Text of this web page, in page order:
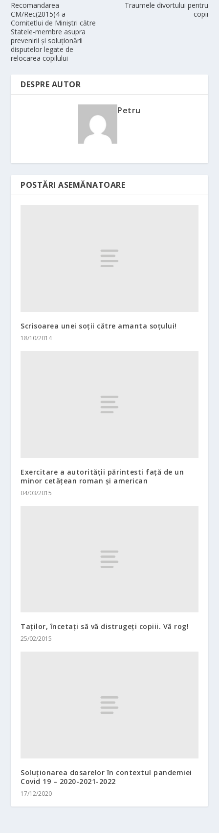
Recomandarea
CM/Rec(2015)4 a
Comitetlui de Miniștri către
Statele-membre asupra
prevenirii și soluționării
disputelor legate de
relocarea copilului
Traumele divortului pentru
copii
DESPRE AUTOR
Petru
POSTĂRI ASEMĂNATOARE
Scrisoarea unei soţii către amanta soţului!
18/10/2014
Exercitare a autorității părintesti față de un
minor cetățean roman și american
04/03/2015
Taților, încetați să vă distrugeți copiii. Vă rog!
25/02/2015
Soluționarea dosarelor în contextul pandemiei
Covid 19 – 2020-2021-2022
17/12/2020